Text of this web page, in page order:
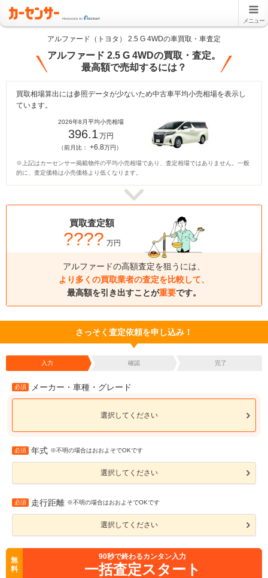
メニュー
アルファード（トヨタ） 2.5 G 4WDの車買取・車査定
アルファード 2.5 G 4WDの買取・査定。
最高額で売却するには？
買取相場算出には参照データが少ないため中古車平均小売相場を表示し
ています。
2026年8月平均小売相場
396.1 万円
（前月比： +6.8万円）
※上記はカーセンサー掲載物件の平均小売相場であり、査定相場ではありません。一般
的に、査定価格は小売価格より低くなります。
買取査定額
???? 万円
アルファードの高額査定を狙うには、
より多くの買取業者の査定を比較して、
最高額を引き出すことが重要です。
さっそく査定依頼を申し込み！
入力 確認 完了
必須 メーカー・車種・グレード
選択してください
必須 年式 ※不明の場合はおおよそでOKです
選択してください
必須 走行距離 ※不明の場合はおおよそでOKです
選択してください
無
料
90秒で終わるカンタン入力
一括査定スタート